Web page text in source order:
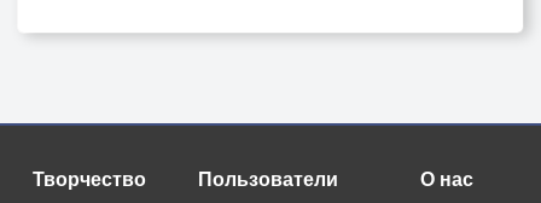
Творчество Пользователи О нас